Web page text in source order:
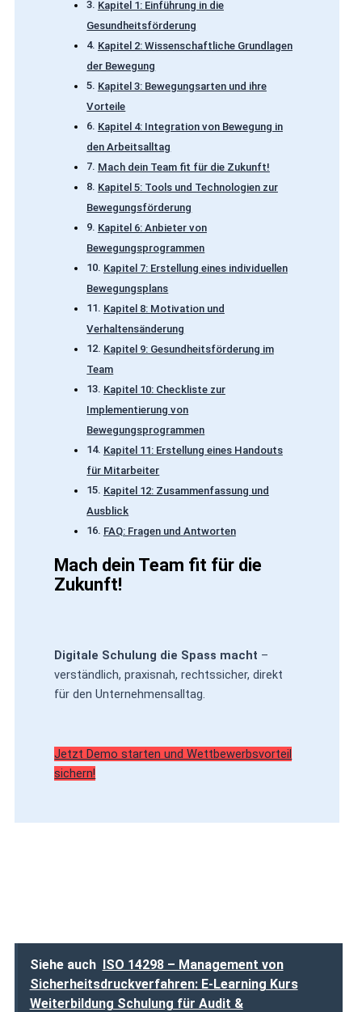
Kapitel 1: Einführung in die
Gesundheitsförderung
Kapitel 2: Wissenschaftliche Grundlagen
der Bewegung
Kapitel 3: Bewegungsarten und ihre
Vorteile
Kapitel 4: Integration von Bewegung in
den Arbeitsalltag
Mach dein Team fit für die Zukunft!
Kapitel 5: Tools und Technologien zur
Bewegungsförderung
Kapitel 6: Anbieter von
Bewegungsprogrammen
Kapitel 7: Erstellung eines individuellen
Bewegungsplans
Kapitel 8: Motivation und
Verhaltensänderung
Kapitel 9: Gesundheitsförderung im
Team
Kapitel 10: Checkliste zur
Implementierung von
Bewegungsprogrammen
Kapitel 11: Erstellung eines Handouts
für Mitarbeiter
Kapitel 12: Zusammenfassung und
Ausblick
FAQ: Fragen und Antworten
Mach dein Team fit für die
Zukunft!
Digitale Schulung die Spass macht –
verständlich, praxisnah, rechtssicher, direkt
für den Unternehmensalltag.
Jetzt Demo starten und Wettbewerbsvorteil
sichern!
Siehe auch ISO 14298 – Management von
Sicherheitsdruckverfahren: E-Learning Kurs
Weiterbildung Schulung für Audit &